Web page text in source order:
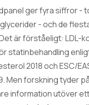
ger fyra siffror -
- och de
är förståeligt: LDL-
statinbehandling
2018 och ESC/
Men forskning tyder
information utöver